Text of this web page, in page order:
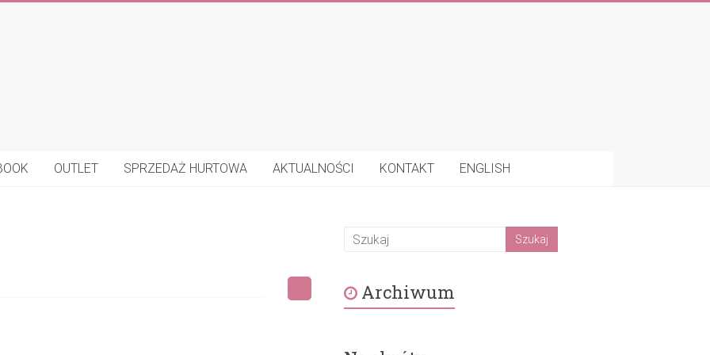
OUTLET SPRZEDAŻ HURTOWA AKTUALNOŚCI KONTAKT ENGLISH
Archiwum